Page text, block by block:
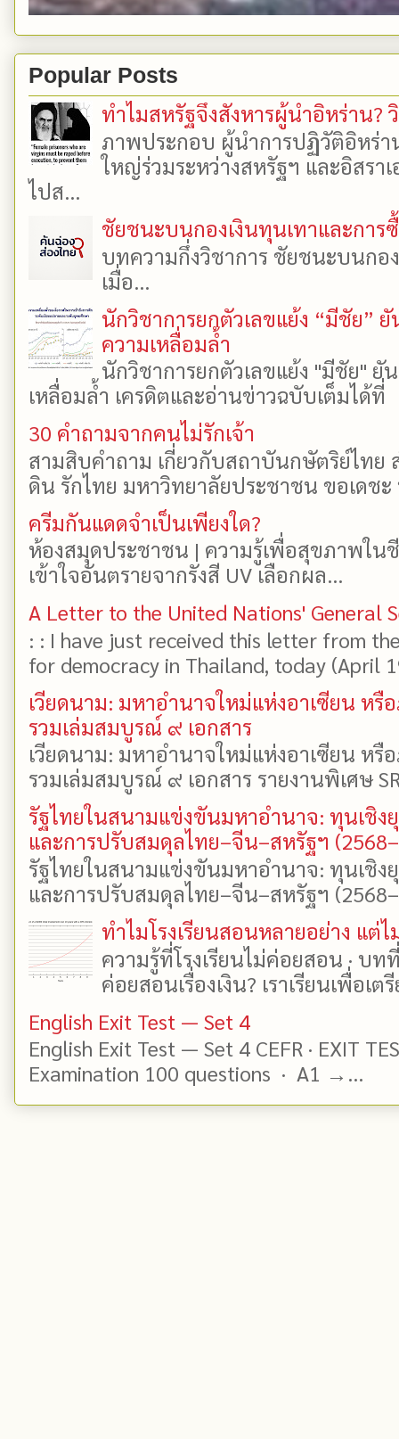
Popular Posts
ทำไมสหรัฐจึงสังหารผู้นำอิหร่าน?
ภาพประกอบ ผู้นำการปฏิวัติอิหร่า
ใหญ่ร่วมระหว่างสหรัฐฯ และอิสรา
ไปส...
ชัยชนะบนกองเงินทุนเทาและการ
บทความกึ่งวิชาการ ชัยชนะบนกอ
เมื่อ...
นักวิชาการยกตัวเลขแย้ง “มีชัย”
ความเหลื่อมล้ำ
นักวิชาการยกตัวเลขแย้ง "มีชัย"
เหลื่อมล้ำ เครดิตและอ่านข่าวฉบับเต็มได้
30 คำถามจากคนไม่รักเจ้า
สามสิบคำถาม เกี่ยวกับสถาบันกษัตริย์ไทย
ดิน รักไทย มหาวิทยาลัยประชาชน ขอเดช
ครีมกันแดดจำเป็นเพียงใด?
ห้องสมุดประชาชน | ความรู้เพื่อสุขภาพใน
เข้าใจอันตรายจากรังสี UV เลือกผล...
A Letter to the United Nations' General
: : I have just received this letter from
for democracy in Thailand, today (April
เวียดนาม: มหาอำนาจใหม่แห่งอาเซียน ห
รวมเล่มสมบูรณ์ ๙ เอกสาร
เวียดนาม: มหาอำนาจใหม่แห่งอาเซียน ห
รวมเล่มสมบูรณ์ ๙ เอกสาร รายงานพิเศษ
รัฐไทยในสนามแข่งขันมหาอำนาจ: ทุนเชิง
และการปรับสมดุลไทย–จีน–สหรัฐฯ
รัฐไทยในสนามแข่งขันมหาอำนาจ: ทุนเชิง
และการปรับสมดุลไทย–จีน–สหรัฐฯ
ทำไมโรงเรียนสอนหลายอย่าง แต่ไ
ความรู้ที่โรงเรียนไม่ค่อยสอน · บ
ค่อยสอนเรื่องเงิน? เราเรียนเพื่อเต
English Exit Test — Set 4
English Exit Test — Set 4 CEFR · EXIT
Examination 100 questions · A1 →...